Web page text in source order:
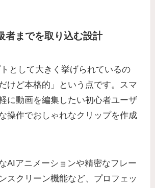
者までを取り込む設計
として大きく挙げられているの
けど本格的」という点です。スマ
に動画を編集したい初心者ユーザ
操作でおしゃれなクリップを作成
AIアニメーションや精密なフレー
スクリーン機能など、プロフェッ